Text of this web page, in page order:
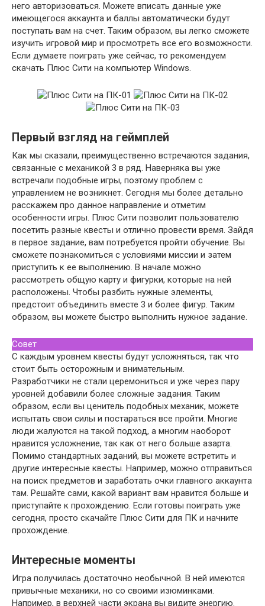
него авторизоваться. Можете вписать данные уже
имеющегося аккаунта и баллы автоматически будут
поступать вам на счет. Таким образом, вы легко сможете
изучить игровой мир и просмотреть все его возможности.
Если думаете поиграть уже сейчас, то рекомендуем
скачать Плюс Сити на компьютер Windows.
Первый взгляд на геймплей
Как мы сказали, преимущественно встречаются задания,
связанные с механикой 3 в ряд. Наверняка вы уже
встречали подобные игры, поэтому проблем с
управлением не возникнет. Сегодня мы более детально
расскажем про данное направление и отметим
особенности игры. Плюс Сити позволит пользователю
посетить разные квесты и отлично провести время. Зайдя
в первое задание, вам потребуется пройти обучение. Вы
сможете познакомиться с условиями миссии и затем
приступить к ее выполнению. В начале можно
рассмотреть общую карту и фигурки, которые на ней
расположены. Чтобы разбить нужные элементы,
предстоит объединить вместе 3 и более фигур. Таким
образом, вы можете быстро выполнить нужное задание.
Совет
С каждым уровнем квесты будут усложняться, так что
стоит быть осторожным и внимательным.
Разработчики не стали церемониться и уже через пару
уровней добавили более сложные задания. Таким
образом, если вы ценитель подобных механик, можете
испытать свои силы и постараться все пройти. Многие
люди жалуются на такой подход, а многим наоборот
нравится усложнение, так как от него больше азарта.
Помимо стандартных заданий, вы можете встретить и
другие интересные квесты. Например, можно отправиться
на поиск предметов и заработать очки главного аккаунта
там. Решайте сами, какой вариант вам нравится больше и
приступайте к прохождению. Если готовы поиграть уже
сегодня, просто скачайте Плюс Сити для ПК и начните
прохождение.
Интересные моменты
Игра получилась достаточно необычной. В ней имеются
привычные механики, но со своими изюминками.
Например, в верхней части экрана вы видите энергию.